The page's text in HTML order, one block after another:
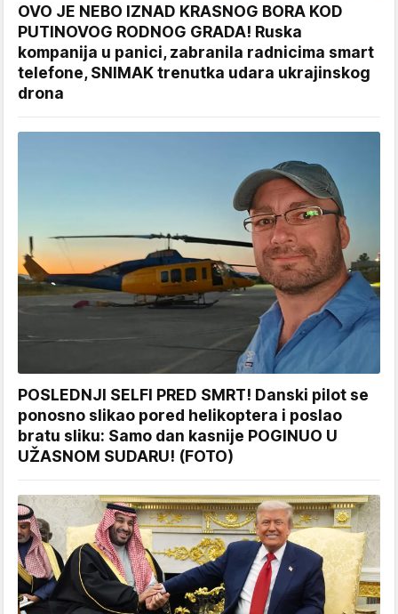
OVO JE NEBO IZNAD KRASNOG BORA KOD
PUTINOVOG RODNOG GRADA! Ruska
kompanija u panici, zabranila radnicima smart
telefone, SNIMAK trenutka udara ukrajinskog
drona
POSLEDNJI SELFI PRED SMRT! Danski pilot se
ponosno slikao pored helikoptera i poslao
bratu sliku: Samo dan kasnije POGINUO U
UŽASNOM SUDARU! (FOTO)